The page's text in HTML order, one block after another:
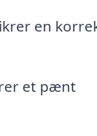
en
et pænt